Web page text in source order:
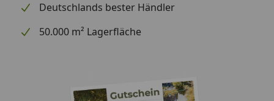
Deutschlands bester Händler
50.000 m² Lagerfläche